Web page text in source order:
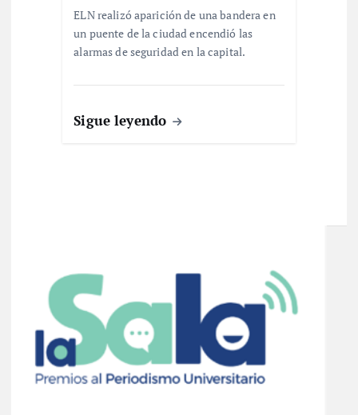
ELN realizó aparición de una bandera en
un puente de la ciudad encendió las
alarmas de seguridad en la capital.
Sigue leyendo